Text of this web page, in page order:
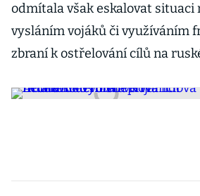
odmítala však eskalovat situaci
vysláním vojáků či využíváním
zbraní k ostřelování cílů na